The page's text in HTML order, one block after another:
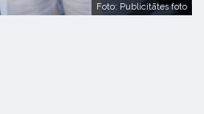
Foto: Publicitātes foto